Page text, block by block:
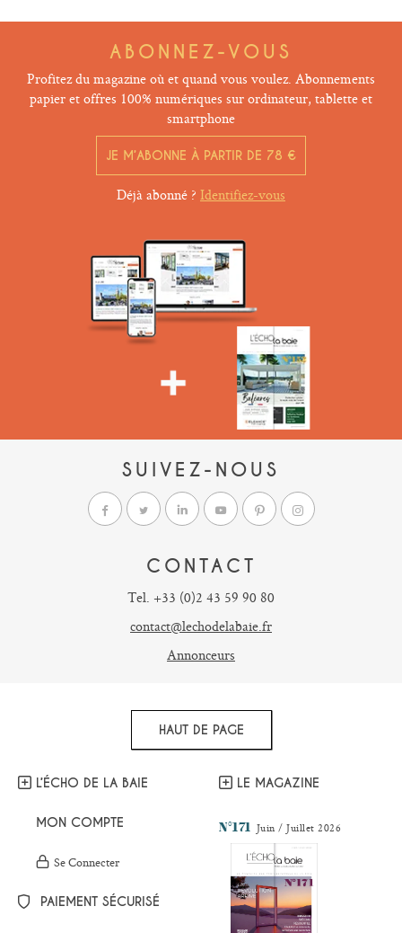
ABONNEZ-VOUS
Profitez du magazine où et quand vous voulez. Abonnements
papier et offres 100% numériques sur ordinateur, tablette et
smartphone
JE M’ABONNE À PARTIR DE 78 €
Déjà abonné ? Identifiez-vous
SUIVEZ-NOUS
CONTACT
Tel. +33 (0)2 43 59 90 80
contact@lechodelabaie.fr
Annonceurs
HAUT DE PAGE
L’ÉCHO DE LA BAIE
MON COMPTE
Se Connecter
PAIEMENT SÉCURISÉ
LE MAGAZINE
N°171 Juin / Juillet 2026